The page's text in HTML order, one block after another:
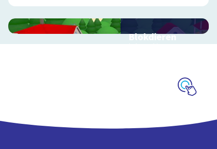
Blokdieren
Interactieve